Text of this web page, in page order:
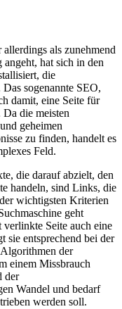
als zunehmend
angeht, hat sich in den
die
sogenannte SEO,
damit, eine Seite für
Da die meisten
geheimen
zu finden, handelt es
Feld.
die darauf abzielt, den
handeln, sind Links, die
wichtigsten Kriterien
geht
verlinkte Seite auch eine
sie entsprechend bei der
der
einem Missbrauch
der
Wandel und bedarf
werden soll.